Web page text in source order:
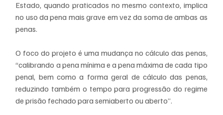
Estado, quando praticados no mesmo contexto, implica
no uso da pena mais grave em vez da soma de ambas as
penas.
O foco do projeto é uma mudança no cálculo das penas,
“calibrando a pena mínima e a pena máxima de cada tipo
penal, bem como a forma geral de cálculo das penas,
reduzindo também o tempo para progressão do regime
de prisão fechado para semiaberto ou aberto”.